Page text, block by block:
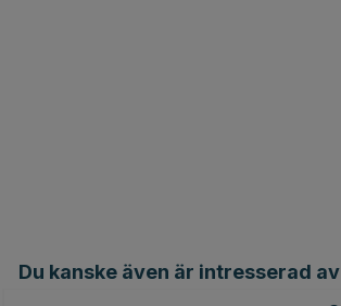
Du kanske även är intresserad av